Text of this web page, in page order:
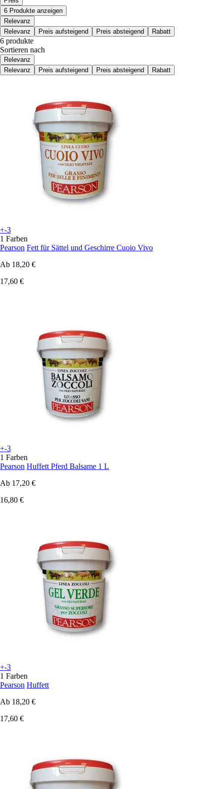
6 Produkte anzeigen
Relevanz
Relevanz
Preis aufsteigend Preis absteigend Rabatt
6 produkte
Sortieren nach
Relevanz
Relevanz
Preis aufsteigend Preis absteigend Rabatt
+-3
1 Farben
Pearson Fett für Sättel und Geschirre Cuoio Vivo
Ab 18,20 €
17,60 €
+-3
1 Farben
Pearson Huffett Pferd Balsame 1 L
Ab 17,20 €
16,80 €
+-3
1 Farben
Pearson Huffett
Ab 18,20 €
17,60 €